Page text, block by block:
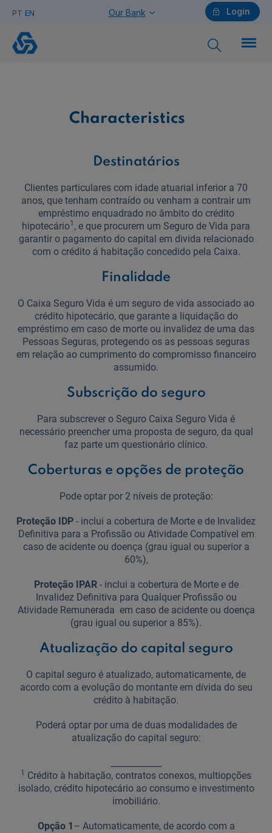
PT EN Login
Our Bank
Companies
Need help?
Download App Caixadirecta | App Caixadirecta Empresas
Staying safe online
Caixa
Life
Characteristics
Destinatários
Clientes particulares com idade atuarial inferior a 70
anos, que tenham contraído ou venham a contrair um
empréstimo enquadrado no âmbito do crédito
hipotecário1 , e que procurem um Seguro de Vida para
garantir o pagamento do capital em divida relacionado
com o crédito á habitação concedido pela Caixa.
Finalidade
O Caixa Seguro Vida é um seguro de vida associado ao
crédito hipotecário, que garante a liquidação do
empréstimo em caso de morte ou invalidez de uma das
Pessoas Seguras, protegendo os as pessoas seguras
em relação ao cumprimento do compromisso financeiro
assumido.
Subscrição do seguro
Para subscrever o Seguro Caixa Seguro Vida é
necessário preencher uma proposta de seguro, da qual
faz parte um questionário clínico.
Coberturas e opções de proteção
Pode optar por 2 níveis de proteção:
Proteção IDP - inclui a cobertura de Morte e de Invalidez
Definitiva para a Profissão ou Atividade Compatível em
caso de acidente ou doença (grau igual ou superior a
60%),
Proteção IPAR- inclui a cobertura de Morte e de
Invalidez Definitiva para Qualquer Profissão ou
Atividade Remunerada em caso de acidente ou doença
(grau igual ou superior a 85%).
Atualização do capital seguro
O capital seguro é atualizado, automaticamente, de
acordo com a evolução do montante em dívida do seu
crédito à habitação.
Poderá optar por uma de duas modalidades de
atualização do capital seguro:
1
Crédito à habitação, contratos conexos, multiopções
isolado, crédito hipotecário ao consumo e investimento
imobiliário.
Opção 1– Automaticamente, de acordo com a